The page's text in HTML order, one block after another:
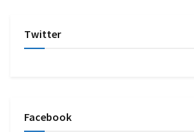
Twitter
Facebook